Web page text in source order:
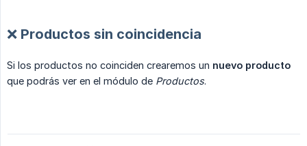
❌ Productos sin coincidencia
Si los productos no coinciden crearemos un nuevo producto
que podrás ver en el módulo de Productos.